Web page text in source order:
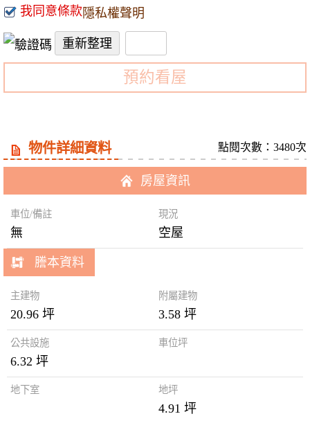
我同意條款隱私權聲明
預約看屋
物件詳細資料 點閱次數：3480次
房屋資訊
車位/備註
無
現況
空屋
謄本資料
主建物
20.96 坪
附屬建物
3.58 坪
公共設施
6.32 坪
車位坪
地下室 地坪
4.91 坪